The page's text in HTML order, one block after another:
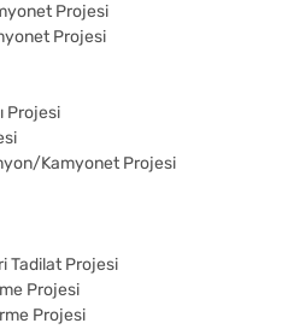
Projesi
Projesi
Projesi
Kamyonet Projesi
Tadilat Projesi
Projesi
Projesi